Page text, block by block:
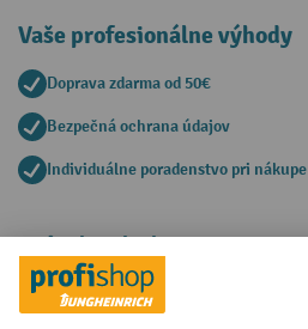
Vaše profesionálne výhody
Doprava zdarma od 50€
Bezpečná ochrana údajov
Individuálne poradenstvo pri nákupe
Spôsoby platby
Creditcard (Master)Creditcard (Visa)